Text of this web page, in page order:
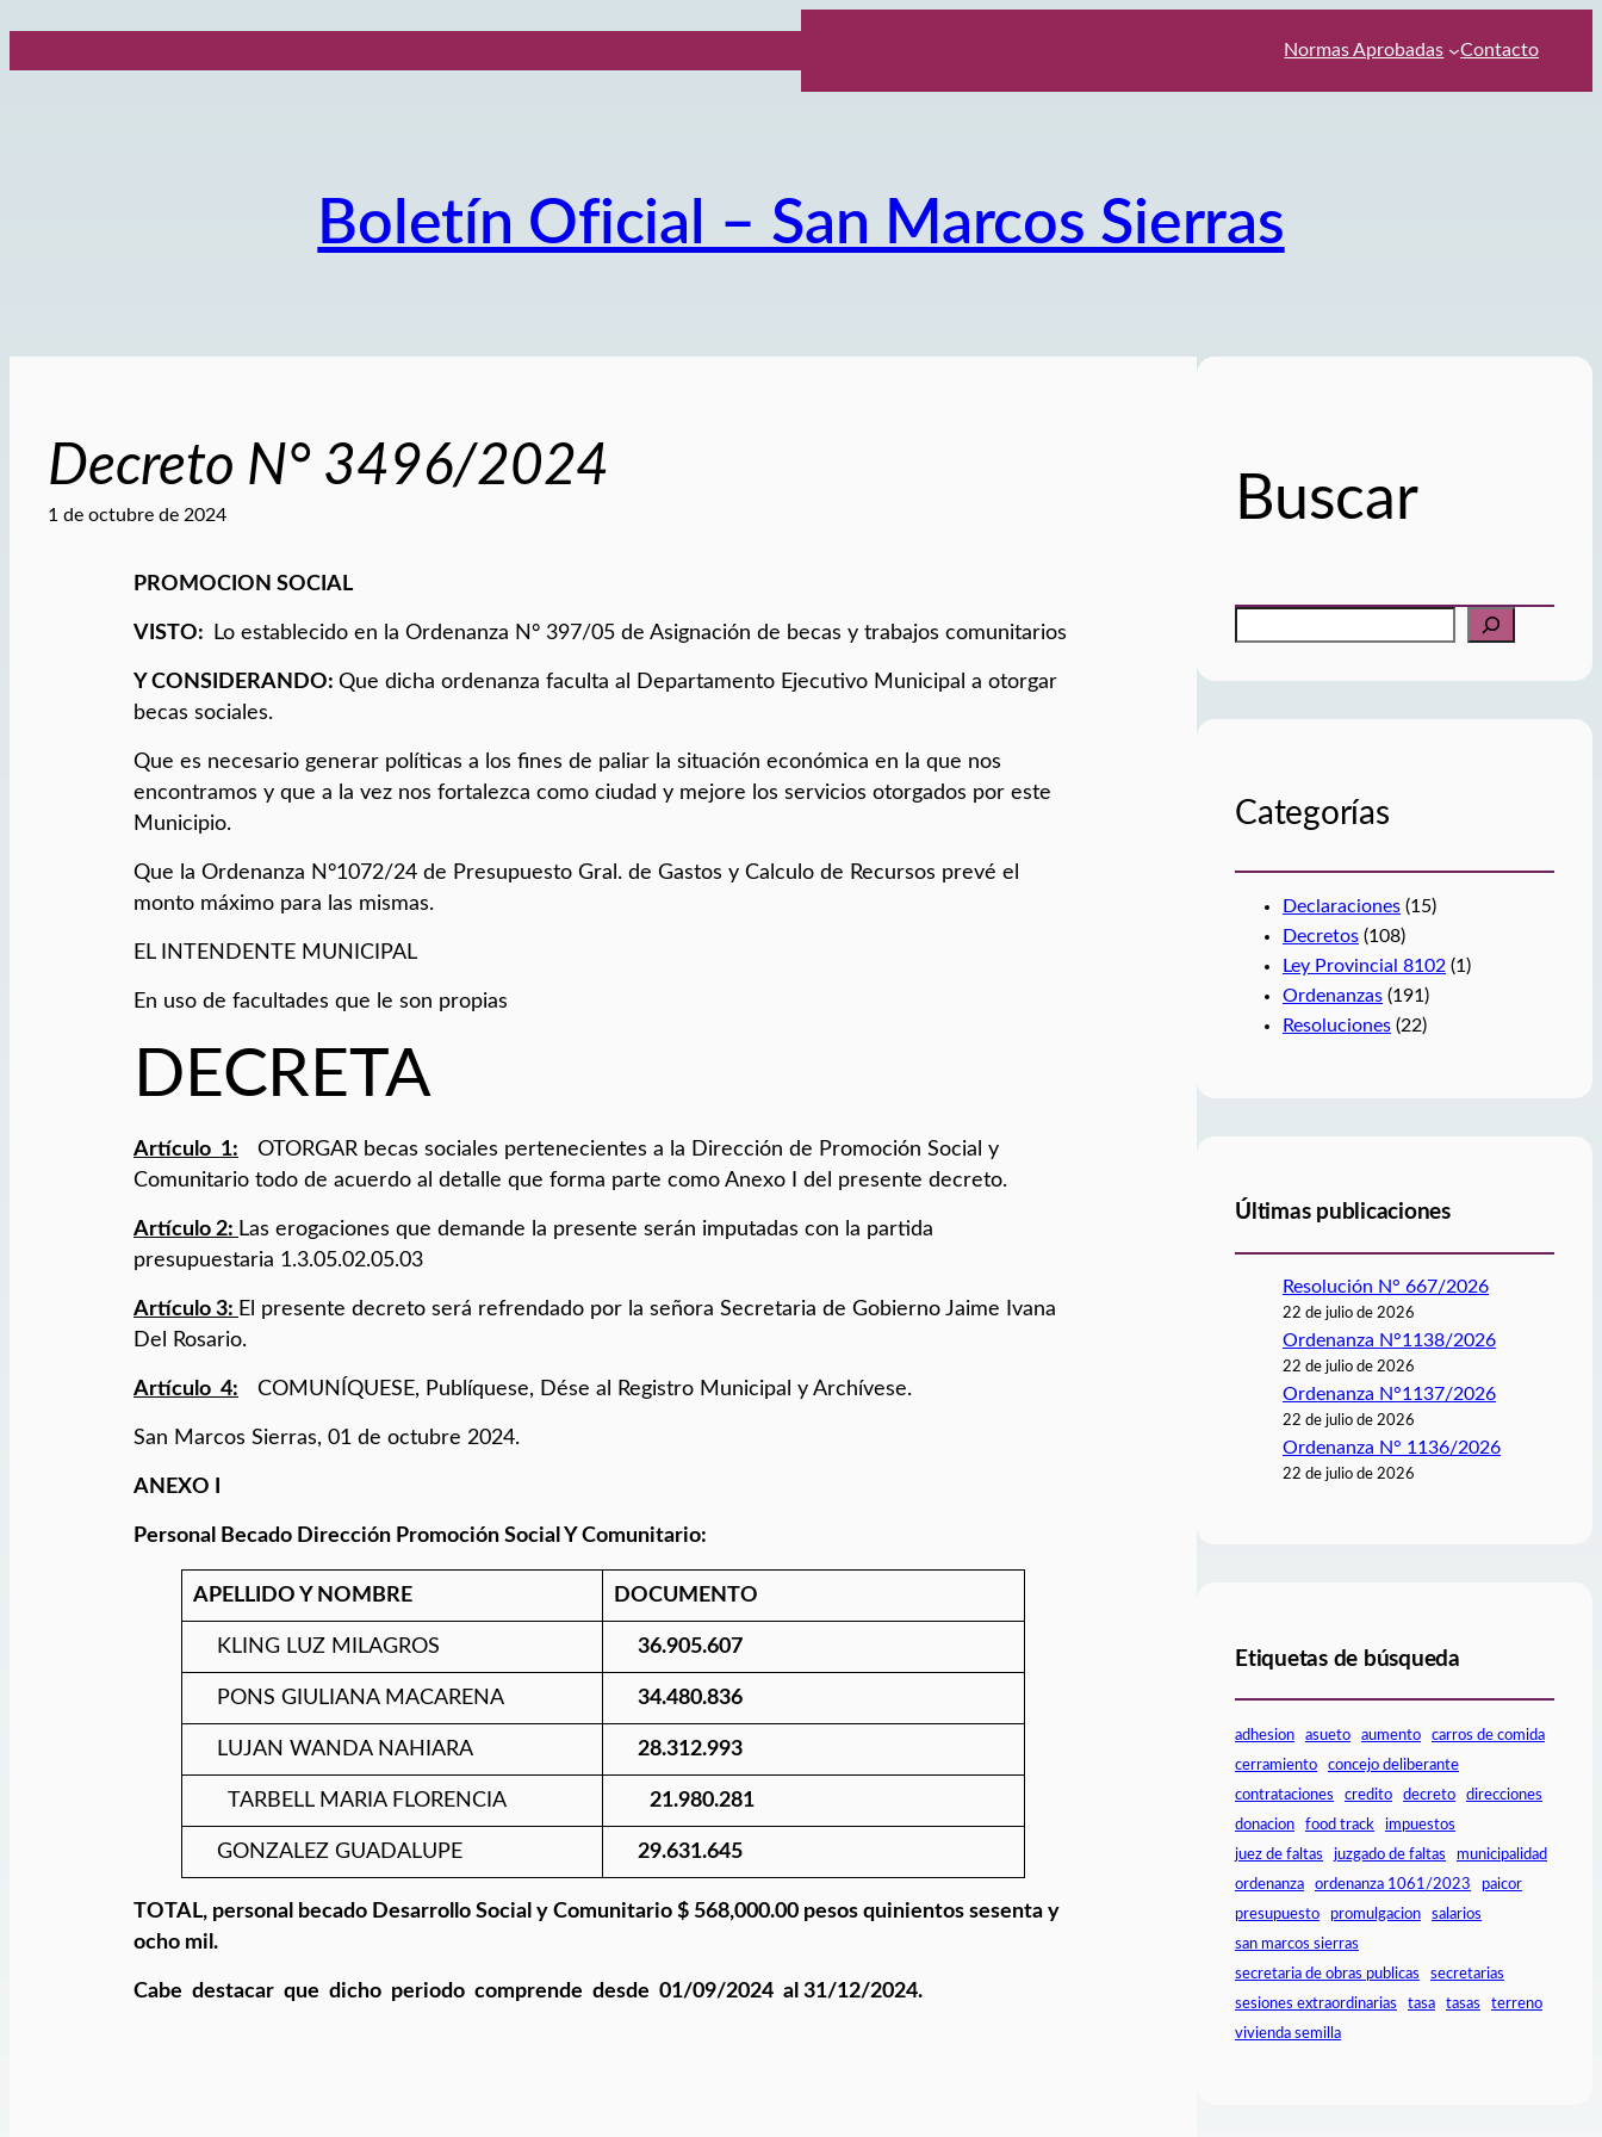
Normas Aprobadas Contacto
Boletín Oficial – San Marcos Sierras
Decreto N° 3496/2024
1 de octubre de 2024
PROMOCION SOCIAL
V ISTO: Lo establecido en la Ordenanza N° 397/05 de Asignación de becas y trabajos comunitarios
Y CONSIDERANDO: Que dicha ordenanza faculta al Departamento Ejecutivo Municipal a otorgar
becas sociales.
Que es necesario generar políticas a los fines de paliar la situación económica en la que nos
encontramos y que a la vez nos fortalezca como ciudad y mejore los servicios otorgados por este
Municipio.
Que la Ordenanza N°1072/24 de Presupuesto Gral. de Gastos y Calculo de Recursos prevé el
monto máximo para las mismas.
EL INTENDENTE MUNICIPAL
En uso de facultades que le son propias
DECRETA
Artículo 1:
OTORGAR becas sociales pertenecientes a la Dirección de Promoción Social y
Comunitario todo de acuerdo al detalle que forma parte como Anexo I del presente decreto.
Artículo 2: Las erogaciones que demande la presente serán imputadas con la partida
presupuestaria 1.3.05.02.05.03
Artículo 3: El presente decreto será refrendado por la señora Secretaria de Gobierno Jaime Ivana
Del Rosario.
Artículo 4: COMUNÍQUESE, Publíquese, Dése al Registro Municipal y Archívese.
San Marcos Sierras, 01 de octubre 2024.
ANEXO I
Personal Becado Dirección Promoción Social Y Comunitario:
APELLIDO Y NOMBRE DOCUMENTO
KLING LUZ MILAGROS 36.905.607
PONS GIULIANA MACARENA 34.480.836
LUJAN WANDA NAHIARA 28.312.993
TARBELL MARIA FLORENCIA 21.980.281
GONZALEZ GUADALUPE 29.631.645
TOTAL, personal becado Desarrollo Social y Comunitario $ 568,000.00 pesos quinientos sesenta y
ocho mil.
Cabe destacar que dicho periodo comprende desde 01/09/2024 al 31/12/2024.
Buscar
s
Categorías
Declaraciones (15)
Decretos (108)
Ley Provincial 8102 (1)
Ordenanzas (191)
Resoluciones (22)
Últimas publicaciones
Resolución N° 667/2026
22 de julio de 2026
Ordenanza N°1138/2026
22 de julio de 2026
Ordenanza N°1137/2026
22 de julio de 2026
Ordenanza N° 1136/2026
22 de julio de 2026
Etiquetas de búsqueda
adhesion asueto aumento
carros de comida
cerramiento
concejo deliberante
contrataciones
credito decreto
direcciones
donacion
food track
impuestos
juez de faltas
juzgado de faltas
municipalidad
ordenanza
ordenanza 1061/2023
paicor
presupuesto
promulgacion
salarios
san marcos sierras
secretaria de obras publicas
secretarias
sesiones extraordinarias
tasa tasas
terreno
vivienda semilla